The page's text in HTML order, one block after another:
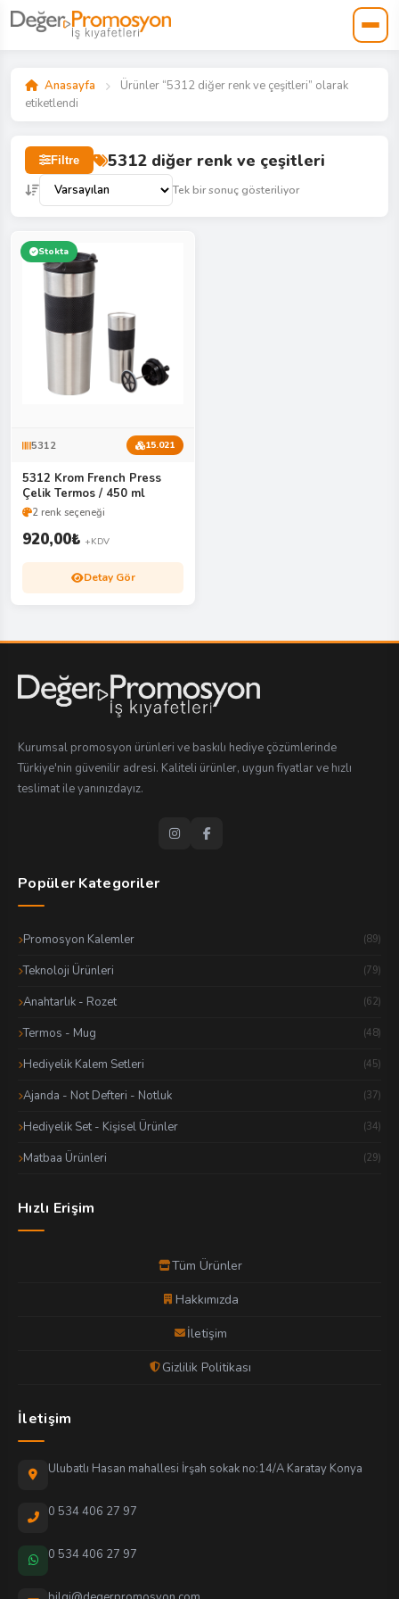
Anasayfa
Ürünler “5312 diğer renk ve çeşitleri” olarak
etiketlendi
Filtre 5312 diğer renk ve çeşitleri
Tek bir sonuç gösteriliyor
Stokta
5312 15.021
5312 Krom French Press
Çelik Termos / 450 ml
2 renk seçeneği
920,00₺ +KDV
Detay Gör
Kurumsal promosyon ürünleri ve baskılı hediye çözümlerinde
Türkiye'nin güvenilir adresi. Kaliteli ürünler, uygun fiyatlar ve hızlı
teslimat ile yanınızdayız.
Popüler Kategoriler
Promosyon Kalemler (89)
Teknoloji Ürünleri (79)
Anahtarlık - Rozet (62)
Termos - Mug (48)
Hediyelik Kalem Setleri (45)
Ajanda - Not Defteri - Notluk (37)
Hediyelik Set - Kişisel Ürünler (34)
Matbaa Ürünleri (29)
Hızlı Erişim
Tüm Ürünler
Hakkımızda
İletişim
Gizlilik Politikası
İletişim
Ulubatlı Hasan mahallesi İrşah sokak no:14/A Karatay Konya
0 534 406 27 97
0 534 406 27 97